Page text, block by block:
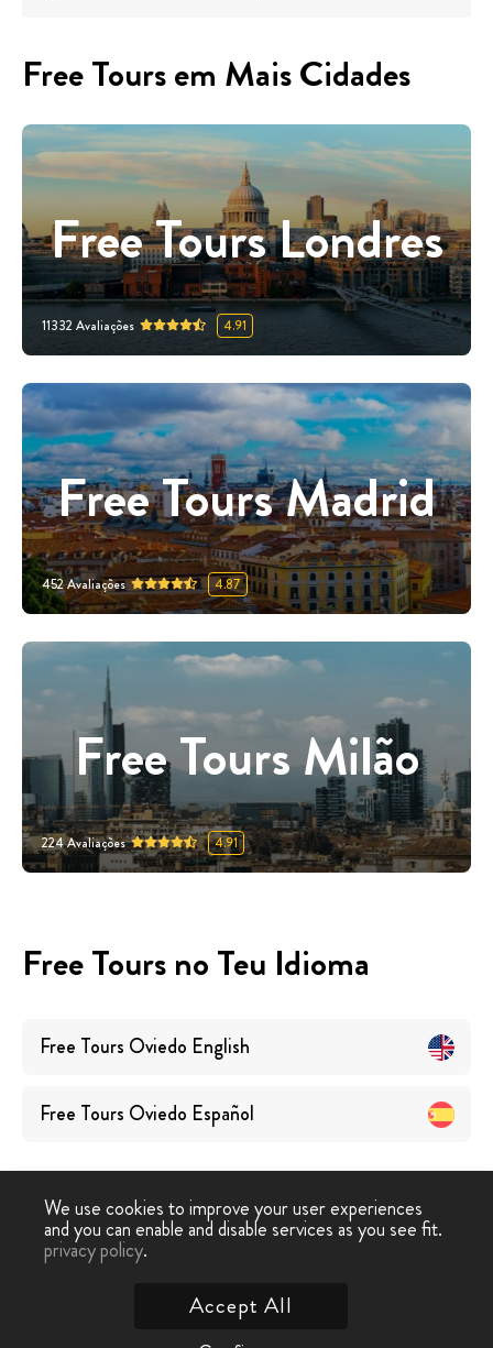
Free Tours em Mais Cidades
Free Tours Londres
11332 Avaliações 4.91
Free Tours Madrid
452Avaliações 4.87
Free Tours Milão
224Avaliações 4.91
Free Tours no Teu Idioma
Free Tours Oviedo English
Free Tours Oviedo Español
Free Walking Tour
We use cookies to improve your user experiences
and you can enable and disable services as you see fit.
privacy policy.
Accept All